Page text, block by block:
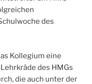
des
Kollegium eine
des HMGs
die auch unter der